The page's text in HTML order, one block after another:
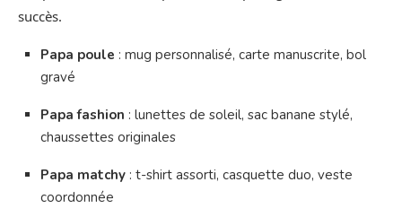
succès.
Papa poule : mug personnalisé, carte manuscrite, bol
gravé
Papa fashion : lunettes de soleil, sac banane stylé,
chaussettes originales
Papa matchy : t-shirt assorti, casquette duo, veste
coordonnée